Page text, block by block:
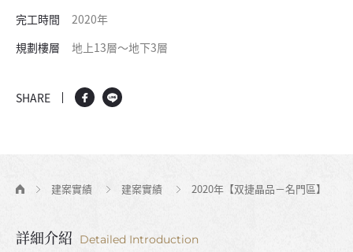
完工時間
2020年
規劃樓層
地上13層～地下3層
SHARE
建案實績 建案實績 2020年【双捷晶品－名門區】
詳細介紹 Detailed Introduction